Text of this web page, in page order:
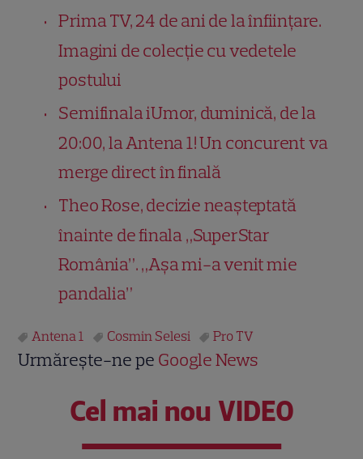
Prima TV, 24 de ani de la înființare.
Imagini de colecție cu vedetele
postului
Semifinala iUmor, duminică, de la
20:00, la Antena 1! Un concurent va
merge direct în finală
Theo Rose, decizie neașteptată
înainte de finala „SuperStar
România”. „Așa mi-a venit mie
pandalia”
Antena 1 Cosmin Selesi Pro TV
Urmărește-ne pe Google News
Cel mai nou VIDEO